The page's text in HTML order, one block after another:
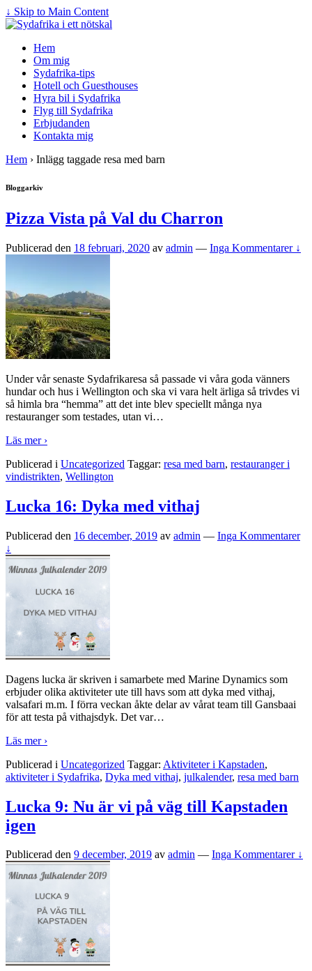
↓ Skip to Main Content
Hem
Om mig
Sydafrika-tips
Hotell och Guesthouses
Hyra bil i Sydafrika
Flyg till Sydafrika
Erbjudanden
Kontakta mig
Hem › Inlägg taggade resa med barn
Bloggarkiv
Pizza Vista på Val du Charron
Publicerad den 18 februari, 2020 av admin — Inga Kommentarer ↓
Under vår senaste Sydafrikaresa så passade vi våra goda vänners
hundar och hus i Wellington och ska vi vara helt ärliga så trivdes vi
så himla bra “hemma” att det inte blev speciellt många nya
restauranger som testades, utan vi…
Läs mer ›
Publicerad i Uncategorized Taggar: resa med barn, restauranger i
vindistrikten, Wellington
Lucka 16: Dyka med vithaj
Publicerad den 16 december, 2019 av admin — Inga Kommentarer
↓
Dagens lucka är skriven i samarbete med Marine Dynamics som
erbjuder olika aktiviteter ute till havs som att dyka med vithaj,
valsafari m.m. I förra veckan åkte delar av vårat team till Gansbaai
för att testa på vithajsdyk. Det var…
Läs mer ›
Publicerad i Uncategorized Taggar: Aktiviteter i Kapstaden,
aktiviteter i Sydafrika, Dyka med vithaj, julkalender, resa med barn
Lucka 9: Nu är vi på väg till Kapstaden
igen
Publicerad den 9 december, 2019 av admin — Inga Kommentarer ↓